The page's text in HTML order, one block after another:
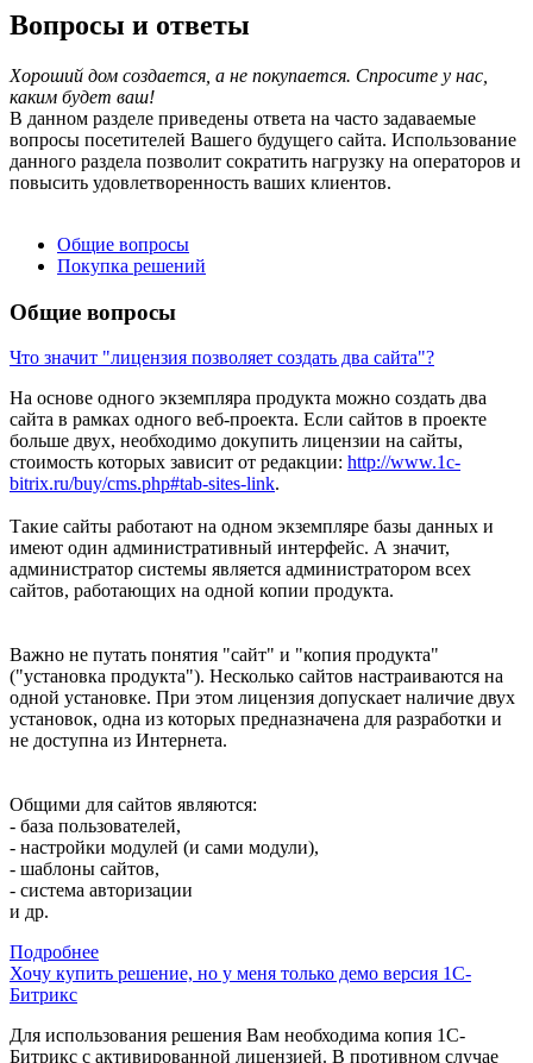
Вопросы и ответы
Хороший дом создается, а не покупается. Спросите у нас,
каким будет ваш!
В данном разделе приведены ответа на часто задаваемые
вопросы посетителей Вашего будущего сайта. Использование
данного раздела позволит сократить нагрузку на операторов и
повысить удовлетворенность ваших клиентов.
Общие вопросы
Покупка решений
Общие вопросы
Что значит "лицензия позволяет создать два сайта"?
На основе одного экземпляра продукта можно создать два
сайта в рамках одного веб-проекта. Если сайтов в проекте
больше двух, необходимо докупить лицензии на сайты,
стоимость которых зависит от редакции: http://www.1c-
bitrix.ru/buy/cms.php#tab-sites-link.
Такие сайты работают на одном экземпляре базы данных и
имеют один административный интерфейс. А значит,
администратор системы является администратором всех
сайтов, работающих на одной копии продукта.
Важно не путать понятия "сайт" и "копия продукта"
("установка продукта"). Несколько сайтов настраиваются на
одной установке. При этом лицензия допускает наличие двух
установок, одна из которых предназначена для разработки и
не доступна из Интернета.
Общими для сайтов являются:
- база пользователей,
- настройки модулей (и сами модули),
- шаблоны сайтов,
- система авторизации
и др.
Подробнее
Хочу купить решение, но у меня только демо версия 1С-
Битрикс
Для использования решения Вам необходима копия 1С-
Битрикс с активированной лицензией. В противном случае